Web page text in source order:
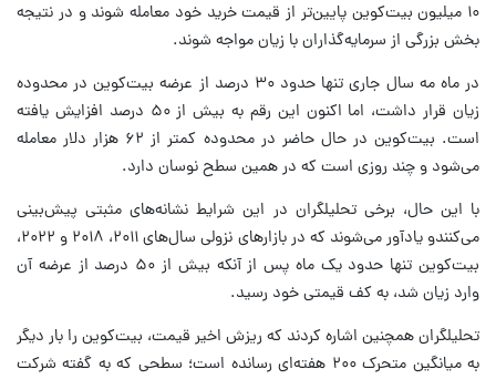
۱۰ میلیون بیت‌کوین پایین‌تر از قیمت خرید خود معامله شوند و در نتیجه
بخش بزرگی از سرمایه‌گذاران با زیان مواجه شوند.
در ماه مه سال جاری تنها حدود ۳۰ درصد از عرضه بیت‌کوین در محدوده
زیان قرار داشت، اما اکنون این رقم به بیش از ۵۰ درصد افزایش یافته
است. بیت‌کوین در حال حاضر در محدوده کمتر از ۶۲ هزار دلار معامله
می‌شود و چند روزی است که در همین سطح نوسان دارد.
با این حال، برخی تحلیلگران در این شرایط نشانه‌های مثبتی پیش‌بینی
می‌کنندو یادآور می‌شوند که در بازارهای نزولی سال‌های ۲۰۱۱، ۲۰۱۸ و ۲۰۲۲،
بیت‌کوین تنها حدود یک ماه پس از آنکه بیش از ۵۰ درصد از عرضه آن
وارد زیان شد، به کف قیمتی خود رسید.
تحلیلگران همچنین اشاره کردند که ریزش اخیر قیمت، بیت‌کوین را بار دیگر
به میانگین متحرک ۲۰۰ هفته‌ای رسانده است؛ سطحی که به گفته شرکت